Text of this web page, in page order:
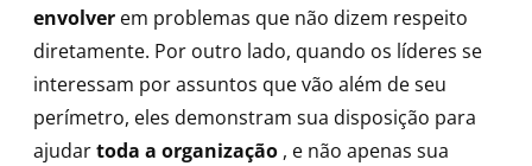
envolver em problemas que não dizem respeito
diretamente. Por outro lado, quando os líderes se
interessam por assuntos que vão além de seu
perímetro, eles demonstram sua disposição para
ajudartoda a organização , e não apenas sua